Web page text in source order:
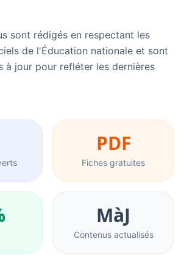
sont rédigés en respectant les
de l'Éducation nationale et sont
à jour pour refléter les dernières
PDF
Fiches gratuites
MàJ
Contenus actualisés